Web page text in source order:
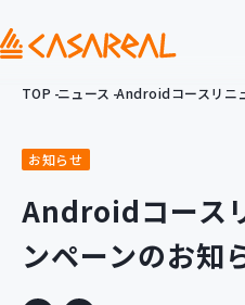
会社情報
サービス
プロダクト開発支援
クラウド導入支援
TOP ニュース Androidコースリニ
お知らせ
Androidコース
ンペーンのお知